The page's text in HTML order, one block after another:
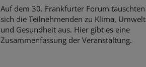
Auf dem 30. Frankfurter Forum tauschten
sich die Teilnehmenden zu Klima, Umwelt
und Gesundheit aus. Hier gibt es eine
Zusammenfassung der Veranstaltung.